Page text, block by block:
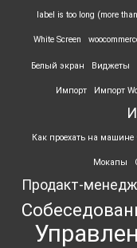
label is too long (more
White Screen
Белый экран Виджеты
Импорт Импорт
Как проехать на машине
Мокапы
Продакт-